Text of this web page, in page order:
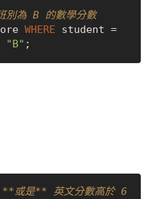
為 B 的數學分數
WHERE
student =
"B"
或是** 英文分數高於 6